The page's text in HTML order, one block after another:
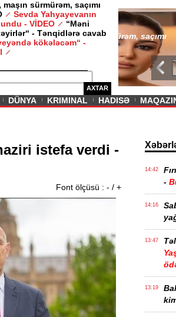
sürmürəm, saçımı
Sevda Yahyayevanın
- VİDEO
“Məni
- Tənqidlərə cavab
kökələcəm“ -
AXTAR
/ MAQAZIN /
Sevda
VİDEO
DÜNYA KRIMINAL HADISƏ
istefa verdi -
Font ölçüsü : - / +
14:42
-
14:16
13:47
13:19